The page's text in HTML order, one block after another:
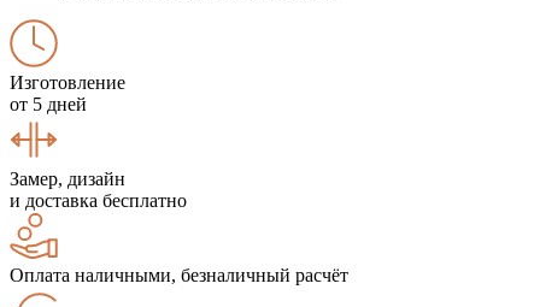
Изготовление
от 5 дней
Замер, дизайн
и доставка бесплатно
Оплата наличными, безналичный расчёт